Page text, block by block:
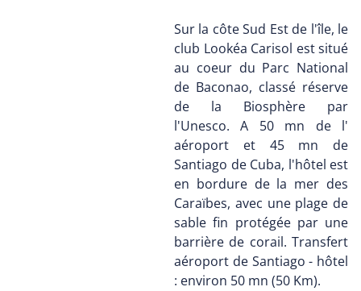
Sur la côte Sud Est de l'île, le
club Lookéa Carisol est situé
au coeur du Parc National
de Baconao, classé réserve
de la Biosphère par
l'Unesco. A 50 mn de l'
aéroport et 45 mn de
Santiago de Cuba, l'hôtel est
en bordure de la mer des
Caraïbes, avec une plage de
sable fin protégée par une
barrière de corail. Transfert
aéroport de Santiago - hôtel
: environ 50 mn (50 Km).